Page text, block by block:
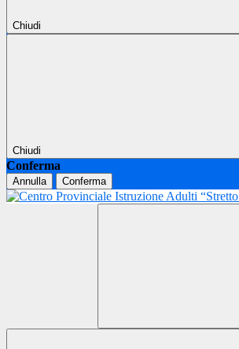
Chiudi
Chiudi
Conferma
Annulla Conferma